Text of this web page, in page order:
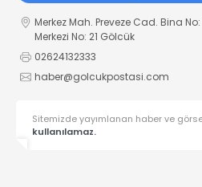
Merkez Mah. Preveze Cad. Bina
Merkezi No: 21 Gölcük
02624132333
haber@golcukpostasi.com
Sitemizde yayımlanan haber ve
kullanılamaz.